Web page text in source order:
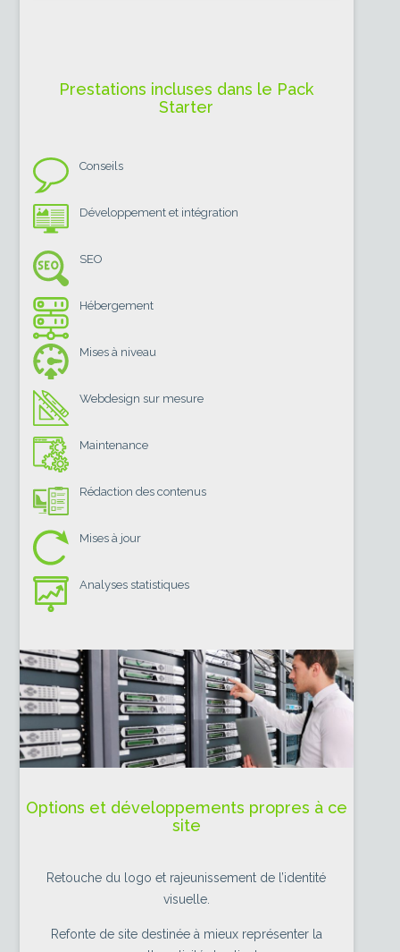
Prestations incluses dans le Pack
Starter
Conseils
Développement et intégration
SEO
Hébergement
Mises à niveau
Webdesign sur mesure
Maintenance
Rédaction des contenus
Mises à jour
Analyses statistiques
Options et développements propres à ce
site
Retouche du logo et rajeunissement de l’identité
visuelle.
Refonte de site destinée à mieux représenter la